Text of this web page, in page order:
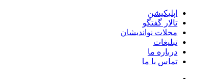
اپلیکیشن
تالار گفتگو
مجلات نواندیشان
تبلیغات
درباره ما
تماس با ما